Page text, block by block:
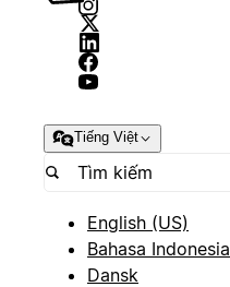
Tiếng Việt
English (US)
Bahasa Indonesia
Dansk